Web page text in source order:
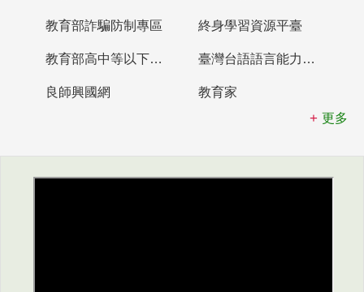
教育部詐騙防制專區 終身學習資源平臺
教育部高中等以下學校及幼兒園教師資格檢定考試 臺灣台語語言能力認證網站
良師興國網
教育家
更多